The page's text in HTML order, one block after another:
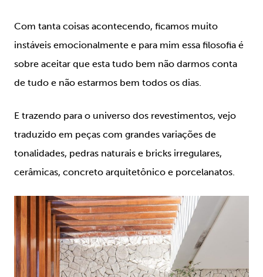
Com tanta coisas acontecendo, ficamos muito
instáveis emocionalmente e para mim essa filosofia é
sobre aceitar que esta tudo bem não darmos conta
de tudo e não estarmos bem todos os dias.
E trazendo para o universo dos revestimentos, vejo
traduzido em peças com grandes variações de
tonalidades, pedras naturais e bricks irregulares,
cerâmicas, concreto arquitetônico e porcelanatos.